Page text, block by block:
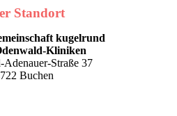
Standort
kugelrund
Kliniken
Straße 37
Buchen